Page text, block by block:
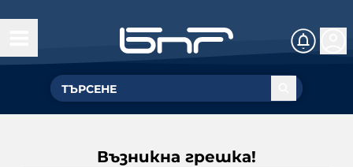
Възникна грешка!